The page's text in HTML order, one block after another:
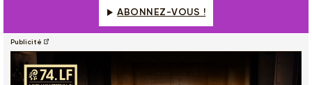
ABONNEZ-VOUS !
Publicité